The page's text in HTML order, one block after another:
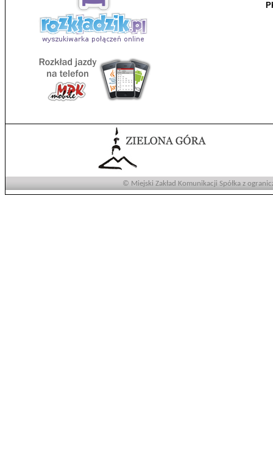
© Miejski Zakład Komunikacji Spółka z